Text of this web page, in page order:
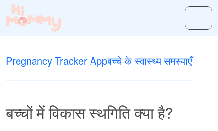
Pregnancy Tracker Appबच्चे के स्वास्थ्य समस्याएँ
बच्चों में विकास स्थगिति क्या है?